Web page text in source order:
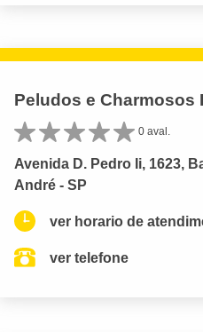
Peludos e Charmosos
0 aval.
Avenida D. Pedro Ii, 1623,
André - SP
ver horario de
ver telefone